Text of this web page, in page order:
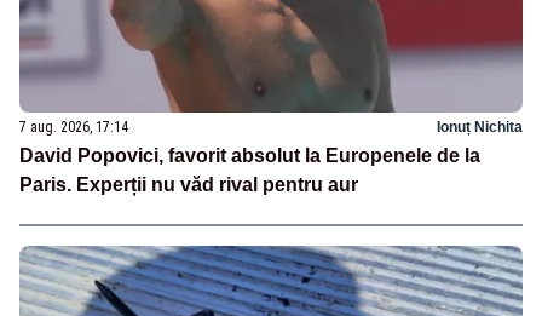
7 aug. 2026, 17:14 Ionuț Nichita
David Popovici, favorit absolut la Europenele de la
Paris. Experții nu văd rival pentru aur